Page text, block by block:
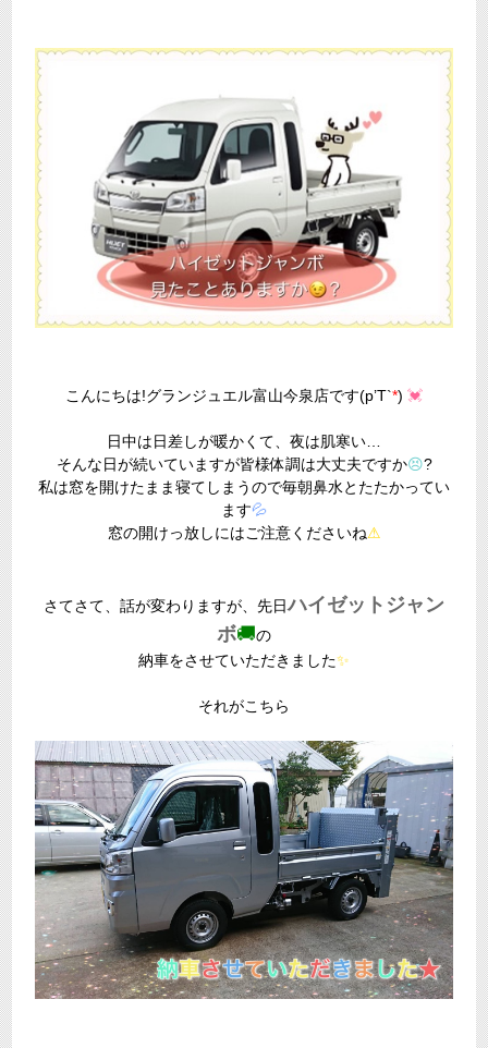
こんにちは!グランジュエル富山今泉店です(p’T`*) 💓
日中は日差しが暖かくて、夜は肌寒い…
そんな日が続いていますが皆様体調は大丈夫ですか😣?
私は窓を開けたまま寝てしまうので毎朝鼻水とたたかってい
ます💦
窓の開けっ放しにはご注意くださいね⚠
さてさて、話が変わりますが、先日ハイゼットジャン
ボ🚚の
納車をさせていただきました✨
それがこちら